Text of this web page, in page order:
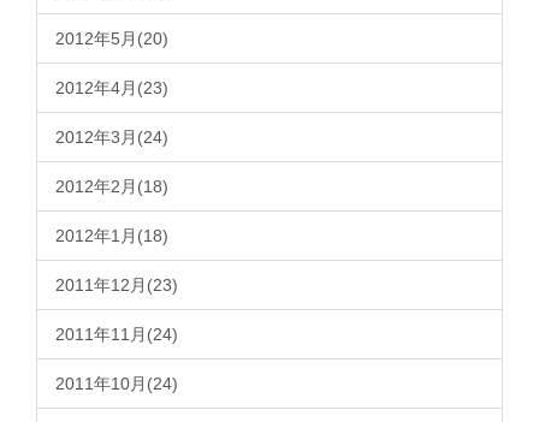
2012年5月(20)
2012年4月(23)
2012年3月(24)
2012年2月(18)
2012年1月(18)
2011年12月(23)
2011年11月(24)
2011年10月(24)